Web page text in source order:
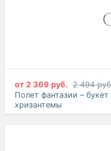
от 2 369 руб. 2 494
Полет фантазии –
хризантемы